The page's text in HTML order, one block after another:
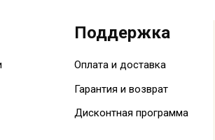
Поддержка
Оплата и доставка
Гарантия и возврат
Дисконтная программа